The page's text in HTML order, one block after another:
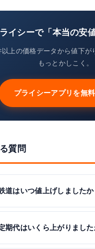
イシーで「本当の安
以上の価格データから値下が
もっとかしこく。
プライシーアプリを無
質問
道はいつ値上げしましたか
期代はいくら上がりました